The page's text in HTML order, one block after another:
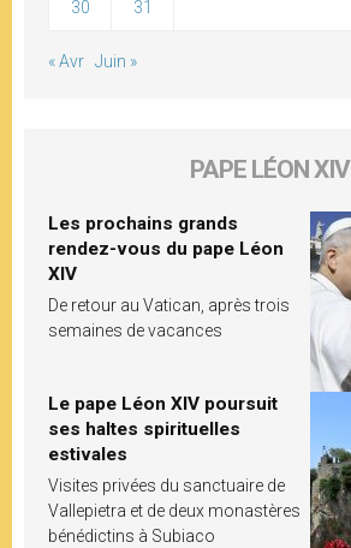
30 31
« Avr Juin »
PAPE LÉON XIV
Les prochains grands
rendez-vous du pape Léon
XIV
De retour au Vatican, après trois
semaines de vacances
Le pape Léon XIV poursuit
ses haltes spirituelles
estivales
Visites privées du sanctuaire de
Vallepietra et de deux monastères
bénédictins à Subiaco